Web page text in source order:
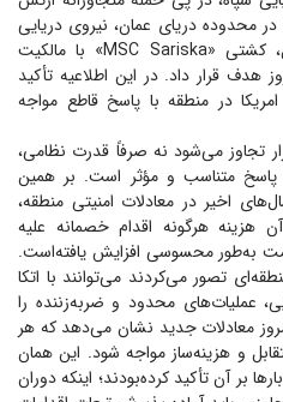
در محدوده دریای عمان، نیروی دریایی
سپاه طی یک عملیات مقابله‌به‌مثل، کشتی «MSC Sariska» با مالکیت
هدف قرار داد. در این اطلاعیه تأکید
در منطقه با پاسخ قاطع مواجه
تجاوز می‌شود نه صرفاً قدرت نظامی،
پاسخ متناسب و مؤثر است. بر همین
اخیر در معادلات امنیتی منطقه،
هرگونه اقدام خصمانه علیه
به‌طور محسوسی افزایش یافته‌است.
تصور می‌کردند می‌توانند با اتکا
عملیات‌های محدود و ضربه‌زننده را
معادلات جدید نشان می‌دهد که هر
و هزینه‌ساز مواجه شود. این همان
بر آن تأکید کرده‌بودند؛ اینکه دوران